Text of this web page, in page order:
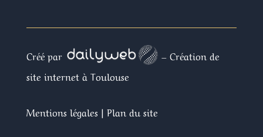
Créé par
– Création de
site internet à Toulouse
Mentions légales | Plan du site